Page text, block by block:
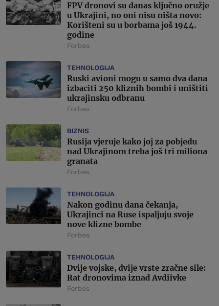
FPV dronovi su danas ključno oružje
u Ukrajini, no oni nisu ništa novo:
Korišteni su u borbama još 1944.
godine
Forbes
TEHNOLOGIJA
Ruski avioni mogu u samo dva dana
izbaciti 250 kliznih bombi i uništiti
ukrajinsku odbranu
Forbes
BIZNIS
Rusija vjeruje kako joj za pobjedu
nad Ukrajinom treba još tri miliona
granata
Forbes
TEHNOLOGIJA
Nakon godinu dana čekanja,
Ukrajinci na Ruse ispaljuju svoje
nove klizne bombe
Forbes
TEHNOLOGIJA
Dvije vojske, dvije vrste zračne sile:
Rat dronovima iznad Avdiivke
Forbes